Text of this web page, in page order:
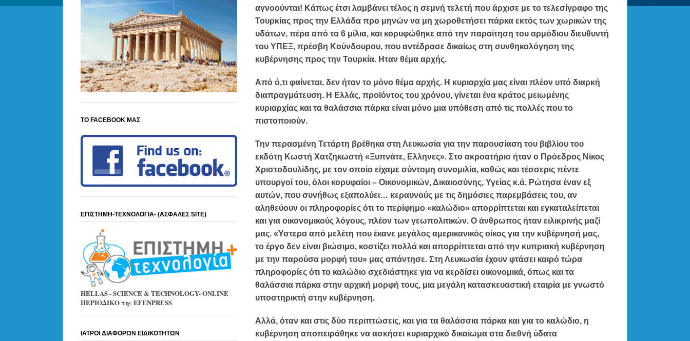
αγνοούνται! Κάπως έτσι λαμβάνει τέλος η σεμνή τελετή που άρχισε με το τελεσίγραφο της
Τουρκίας προς την Ελλάδα προ μηνών να μη χωροθετήσει πάρκα εκτός των χωρικών της
υδάτων, πέρα από τα 6 μίλια, και κορυφώθηκε από την παραίτηση του αρμόδιου διευθυντή
του ΥΠΕΞ, πρέσβη Κούνδουρου, που αντέδρασε δικαίως στη συνθηκολόγηση της
κυβέρνησης προς την Τουρκία. Ηταν θέμα αρχής.
Από ό,τι φαίνεται, δεν ήταν το μόνο θέμα αρχής. Η κυριαρχία μας είναι πλέον υπό διαρκή
διαπραγμάτευση. Η Ελλάς, προϊόντος του χρόνου, γίνεται ένα κράτος μειωμένης
κυριαρχίας και τα θαλάσσια πάρκα είναι μόνο μια υπόθεση από τις πολλές που το
πιστοποιούν.
Την περασμένη Τετάρτη βρέθηκα στη Λευκωσία για την παρουσίαση του βιβλίου του
εκδότη Κωστή Χατζηκωστή «Ξυπνάτε, Ελληνες». Στο ακροατήριο ήταν ο Πρόεδρος Νίκος
Χριστοδουλίδης, με τον οποίο είχαμε σύντομη συνομιλία, καθώς και τέσσερις πέντε
υπουργοί του, όλοι κορυφαίοι – Οικονομικών, Δικαιοσύνης, Υγείας κ.ά. Ρώτησα έναν εξ
αυτών, που συνήθως εξαπολύει… κεραυνούς με τις δημόσιες παρεμβάσεις του, αν
αληθεύουν οι πληροφορίες ότι το περίφημο «καλώδιο» απορρίπτεται και εγκαταλείπεται
και για οικονομικούς λόγους, πλέον των γεωπολιτικών. Ο άνθρωπος ήταν ειλικρινής μαζί
μας. «Υστερα από μελέτη που έκανε μεγάλος αμερικανικός οίκος για την κυβέρνησή μας,
το έργο δεν είναι βιώσιμο, κοστίζει πολλά και απορρίπτεται από την κυπριακή κυβέρνηση
με την παρούσα μορφή του» μας απάντησε. Στη Λευκωσία έχουν φτάσει καιρό τώρα
πληροφορίες ότι το καλώδιο σχεδιάστηκε για να κερδίσει οικονομικά, όπως και τα
θαλάσσια πάρκα στην αρχική μορφή τους, μια μεγάλη κατασκευαστική εταιρία με γνωστό
υποστηρικτή στην κυβέρνηση.
Αλλά, όταν και στις δύο περιπτώσεις, και για τα θαλάσσια πάρκα και για το καλώδιο, η
κυβέρνηση αποπειράθηκε να ασκήσει κυριαρχικό δικαίωμα στα διεθνή ύδατα
ΤΟ FACEBOOK ΜΑΣ
ΕΠΙΣΤΗΜΗ-ΤΕΧΝΟΛΟΓΙΑ- (ΑΣΦΑΛΕΣ SITE)
HELLAS - SCIENCE & TECHNOLOGY- ONLINE
ΠΕΡΙΟΔΙΚΟ της EFENPRESS
ΙΑΤΡΟΙ ΔΙΑΦΟΡΩΝ ΕΙΔΙΚΟΤΗΤΩΝ